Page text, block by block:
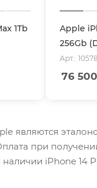
1Tb
Apple
256Gb
Арт.:
76 500
являются
при
iPhone 14